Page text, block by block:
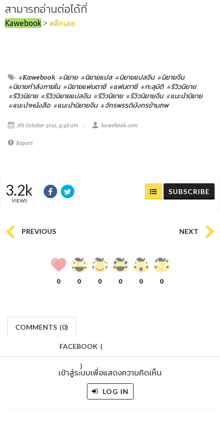
สามารถอ่านต่อได้ที่
Kawebook > คลิกเลย
#Kawebook #นิยาย #นิยายแปล #นิยายแปลจีน #นิยายจีน
#นิยายกำลังภายใน #นิยายแฟนตาซี #แฟนตาซี #ทะลุมิติ #รีวิวนิยาย
#รีวิวนิยาย #รีวิวนิยายแปลจีน #รีวิวนิยาย #รีวิวนิยายจีน #แนะนำนิยาย
#แนะนำหนังสือ #แนะนำนิยายจีน #จักรพรรดิมังกรข้ามภพ
7th October 2021, 9:46 am kawebook.com
Report
3.2k
VIEWS
SUBSCRIBE
PREVIOUS NEXT
0 0 0 0 0 0
COMMENTS (0)
FACEBOOK (
)
เข้าสู่ระบบเพื่อแสดงความคิดเห็น
LOG IN